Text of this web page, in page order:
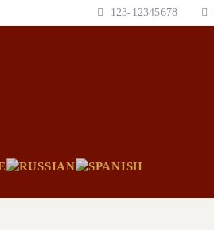
123-12345678